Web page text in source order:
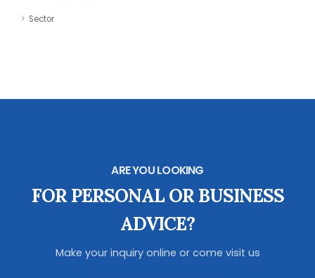
Sector
ARE YOU LOOKING
FOR PERSONAL OR BUSINESS
ADVICE?
Make your inquiry online or come visit us